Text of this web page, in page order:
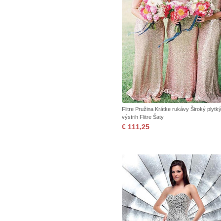
Flitre Pružina Krátke rukávy Široký plytký
výstrih Flitre Šaty
€ 111,25